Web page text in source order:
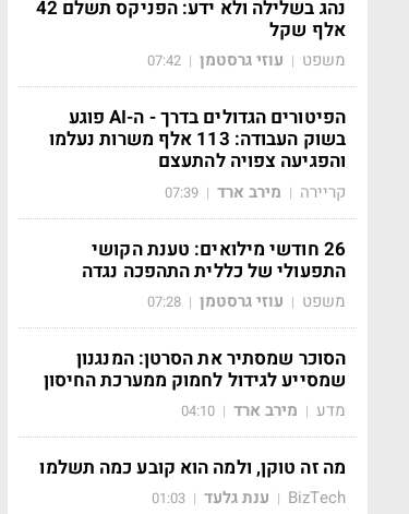
נהג בשלילה ולא ידע: הפניקס תשלם 42
אלף שקל
משפט | עוזי גרסטמן |
07:42
הפיטורים הגדולים בדרך - ה-AI פוגע
בשוק העבודה: 113 אלף משרות נעלמו
והפגיעה צפויה להתעצם
קריירה | מירב ארד |
07:39
26 חודשי מילואים: טענת הקושי
התפעולי של כללית התהפכה נגדה
משפט | עוזי גרסטמן |
07:28
הסוכר שמסתיר את הסרטן: המנגנון
שמסייע לגידול לחמוק ממערכת החיסון
מדע | מירב ארד |
04:10
מה זה טוקן, ולמה הוא קובע כמה תשלמו
BizTech
| ענת גלעד |
01:03